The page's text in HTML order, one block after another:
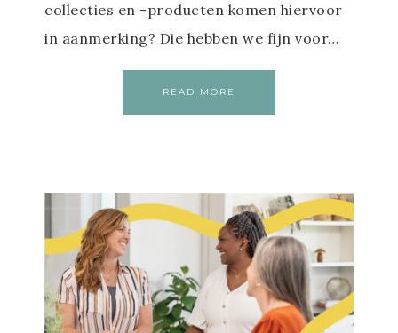
collecties en -producten komen hiervoor
in aanmerking? Die hebben we fijn voor…
READ MORE